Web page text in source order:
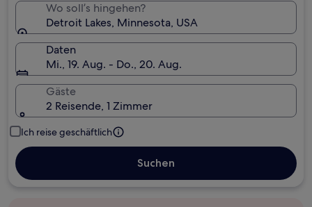
Wo soll’s hingehen?
Detroit Lakes, Minnesota, USA
Daten
Mi., 19. Aug. - Do., 20. Aug.
Gäste
2 Reisende, 1 Zimmer
Ich reise geschäftlich
Suchen